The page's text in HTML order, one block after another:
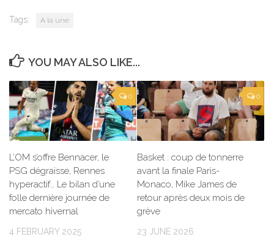
Tags: A la une
YOU MAY ALSO LIKE...
0
L’OM s’offre Bennacer, le
PSG dégraisse, Rennes
hyperactif… Le bilan d’une
folle dernière journée de
mercato hivernal
4 FEBRUARY 2025
0
Basket : coup de tonnerre
avant la finale Paris-
Monaco, Mike James de
retour après deux mois de
grève
23 JUNE 2026